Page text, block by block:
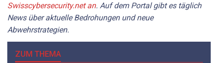
Swisscybersecurity.net an. Auf dem Portal gibt es täglich
News über aktuelle Bedrohungen und neue
Abwehrstrategien.
ZUM THEMA